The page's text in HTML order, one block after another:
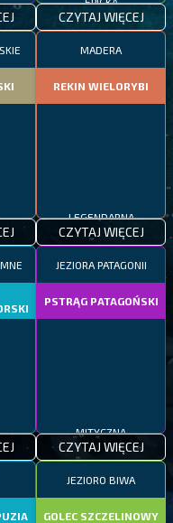
CZYTAJ WIĘCEJ
MADERA
REKIN WIELORYBI
LEGENDARNA
CZYTAJ WIĘCEJ
JEZIORA PATAGONII
PSTRĄG PATAGOŃSKI
MITYCZNA
CZYTAJ WIĘCEJ
JEZIORO BIWA
GOLEC SZCZELINOWY